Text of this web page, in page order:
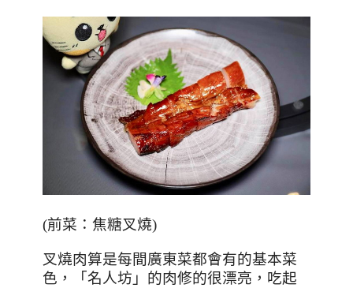
(前菜：焦糖叉燒)
叉燒肉算是每間廣東菜都會有的基本菜
色，「名人坊」的肉修的很漂亮，吃起